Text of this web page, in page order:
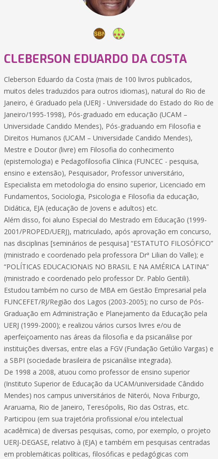
CLEBERSON EDUARDO DA COSTA
Cleberson Eduardo da Costa (mais de 100 livros publicados,
muitos deles traduzidos para outros idiomas), natural do Rio de
Janeiro, é Graduado pela (UERJ - Universidade do Estado do Rio de
Janeiro/1995-1998), Pós-graduado em educação (UCAM –
Universidade Candido Mendes), Pós-graduando em Filosofia e
Direitos Humanos (UCAM – Universidade Candido Mendes),
Mestre e Doutor (livre) em Filosofia do conhecimento
(epistemologia) e Pedagofilosofia Clínica (FUNCEC - pesquisa,
ensino e extensão), Pesquisador, Professor universitário,
Especialista em metodologia do ensino superior, Licenciado em
Fundamentos, Sociologia, Psicologia e Filosofia da educação,
Didática, EJA (educação de Jovens e adultos) etc.
Além disso, foi aluno Especial do Mestrado em Educação (1999-
2001/PROPED/UERJ), matriculado, após aprovação em concurso,
nas disciplinas [seminários de pesquisa] “ESTATUTO FILOSÓFICO”
(ministrado e coordenado pela professora Drª Lilian do Valle); e
“POLÍTICAS EDUCACIONAIS NO BRASIL E NA AMÉRICA LATINA”
(ministrado e coordenado pelo professor Dr. Pablo Gentili).
Estudou também no curso de MBA em Gestão Empresarial pela
FUNCEFET/RJ/Região dos Lagos (2003-2005); no curso de Pós-
Graduação em Administração e Planejamento da Educação pela
UERJ (1999-2000); e realizou vários cursos livres e/ou de
aperfeiçoamento nas áreas da filosofia e da psicanálise por
instituições diversas, entre elas a FGV (Fundação Getúlio Vargas) e
a SBPI (sociedade brasileira de psicanálise integrada).
De 1998 a 2008, atuou como professor de ensino superior
(Instituto Superior de Educação da UCAM/universidade Cândido
Mendes) nos campus universitários de Niterói, Nova Friburgo,
Araruama, Rio de Janeiro, Teresópolis, Rio das Ostras, etc.
Participou (em sua trajetória profissional e/ou intelectual
acadêmica) de diversas pesquisas, como, por exemplo, o projeto
UERJ-DEGASE, relativo à (EJA) e também em pesquisas centradas
em problemáticas políticas, filosóficas e pedagógicas com